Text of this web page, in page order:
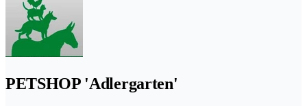
PETSHOP 'Adlergarten'